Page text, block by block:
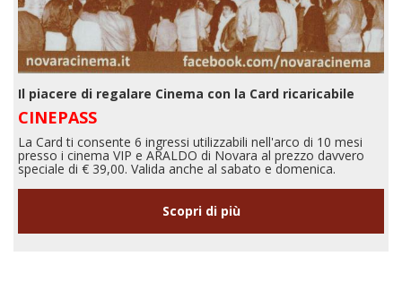
Il piacere di regalare Cinema con la Card ricaricabile
CINEPASS
La Card ti consente 6 ingressi utilizzabili nell'arco di 10 mesi
presso i cinema VIP e ARALDO di Novara al prezzo davvero
speciale di € 39,00. Valida anche al sabato e domenica.
Scopri di più